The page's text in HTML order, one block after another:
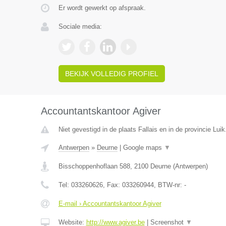
Er wordt gewerkt op afspraak.
Sociale media:
BEKIJK VOLLEDIG PROFIEL
Accountantskantoor Agiver
Niet gevestigd in de plaats Fallais en in de provincie
Antwerpen» Deurne| Google maps ▼
Bisschoppenhoflaan 588, 2100 Deurne(Antwerpen)
Tel: 033260626, Fax: 033260944, BTW-nr: -
E-mail › Accountantskantoor Agiver
Website: http://www.agiver.be| Screenshot ▼